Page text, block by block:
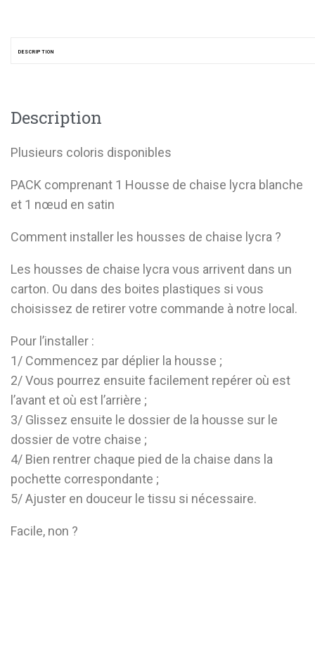
DESCRIPTION
Description
Plusieurs coloris disponibles
PACK comprenant 1 Housse de chaise lycra blanche
et 1 nœud en satin
Comment installer les housses de chaise lycra ?
Les housses de chaise lycra vous arrivent dans un
carton. Ou dans des boites plastiques si vous
choisissez de retirer votre commande à notre local.
Pour l’installer :
1/ Commencez par déplier la housse ;
2/ Vous pourrez ensuite facilement repérer où est
l’avant et où est l’arrière ;
3/ Glissez ensuite le dossier de la housse sur le
dossier de votre chaise ;
4/ Bien rentrer chaque pied de la chaise dans la
pochette correspondante ;
5/ Ajuster en douceur le tissu si nécessaire.
Facile, non ?